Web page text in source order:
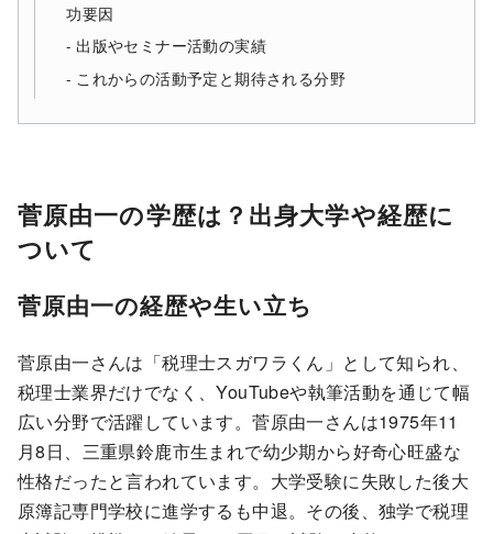
功要因
出版やセミナー活動の実績
これからの活動予定と期待される分野
菅原由一の学歴は？出身大学や経歴に
ついて
菅原由一の経歴や生い立ち
菅原由一さんは「税理士スガワラくん」として知られ、
税理士業界だけでなく、YouTubeや執筆活動を通じて幅
広い分野で活躍しています。菅原由一さんは1975年11
月8日、三重県鈴鹿市生まれで幼少期から好奇心旺盛な
性格だったと言われています。大学受験に失敗した後大
原簿記専門学校に進学するも中退。その後、独学で税理